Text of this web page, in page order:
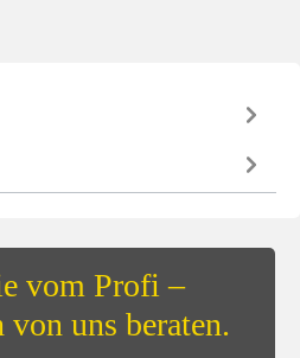
vom Profi –
von uns beraten.